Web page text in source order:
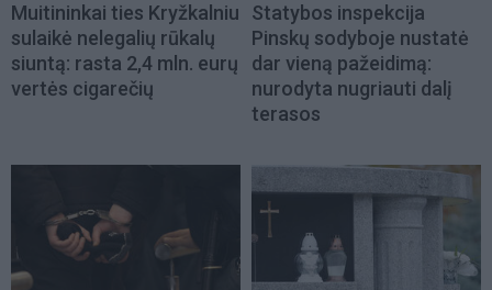
Muitininkai ties Kryžkalniu
sulaikė nelegalių rūkalų
siuntą: rasta 2,4 mln. eurų
vertės cigarečių
Statybos inspekcija
Pinskų sodyboje nustatė
dar vieną pažeidimą:
nurodyta nugriauti dalį
terasos